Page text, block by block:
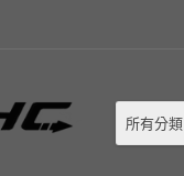
所有分類